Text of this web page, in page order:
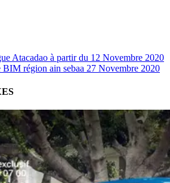
Atacadao à partir du 12 Novembre 2020
BIM région ain sebaa 27 Novembre 2020